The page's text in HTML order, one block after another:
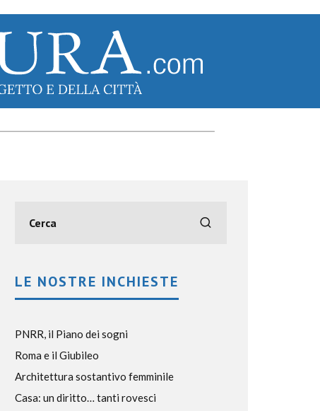
LE NOSTRE INCHIESTE
PNRR, il Piano dei sogni
Roma e il Giubileo
Architettura sostantivo femminile
Casa: un diritto… tanti rovesci